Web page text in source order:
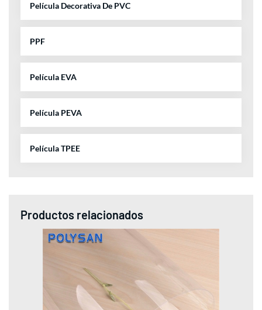
Película Decorativa De PVC
PPF
Película EVA
Película PEVA
Película TPEE
Productos relacionados